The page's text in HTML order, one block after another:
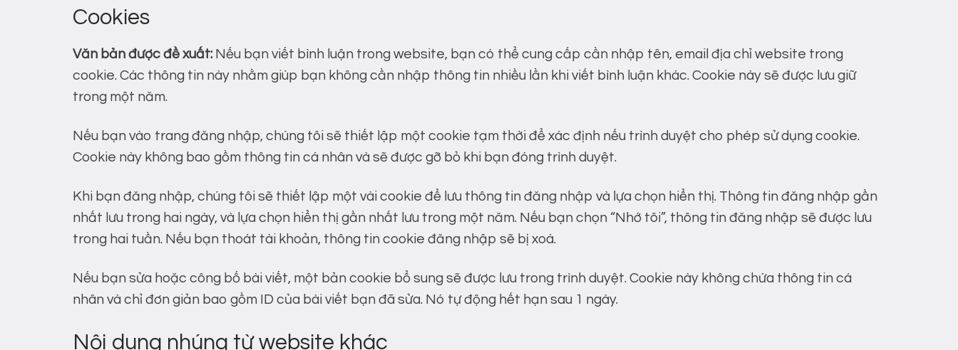
Cookies
Văn bản được đề xuất: Nếu bạn viết bình luận trong website, bạn có thể cung cấp cần nhập tên, email địa chỉ website trong
cookie. Các thông tin này nhằm giúp bạn không cần nhập thông tin nhiều lần khi viết bình luận khác. Cookie này sẽ được lưu giữ
trong một năm.
Nếu bạn vào trang đăng nhập, chúng tôi sẽ thiết lập một cookie tạm thời để xác định nếu trình duyệt cho phép sử dụng cookie.
Cookie này không bao gồm thông tin cá nhân và sẽ được gỡ bỏ khi bạn đóng trình duyệt.
Khi bạn đăng nhập, chúng tôi sẽ thiết lập một vài cookie để lưu thông tin đăng nhập và lựa chọn hiển thị. Thông tin đăng nhập gần
nhất lưu trong hai ngày, và lựa chọn hiển thị gần nhất lưu trong một năm. Nếu bạn chọn “Nhớ tôi”, thông tin đăng nhập sẽ được lưu
trong hai tuần. Nếu bạn thoát tài khoản, thông tin cookie đăng nhập sẽ bị xoá.
Nếu bạn sửa hoặc công bố bài viết, một bản cookie bổ sung sẽ được lưu trong trình duyệt. Cookie này không chứa thông tin cá
nhân và chỉ đơn giản bao gồm ID của bài viết bạn đã sửa. Nó tự động hết hạn sau 1 ngày.
Nội dung nhúng từ website khác